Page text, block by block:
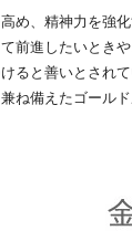
め、精神力を強
前進したいとき
ると善いとされて
ね備えたゴールド